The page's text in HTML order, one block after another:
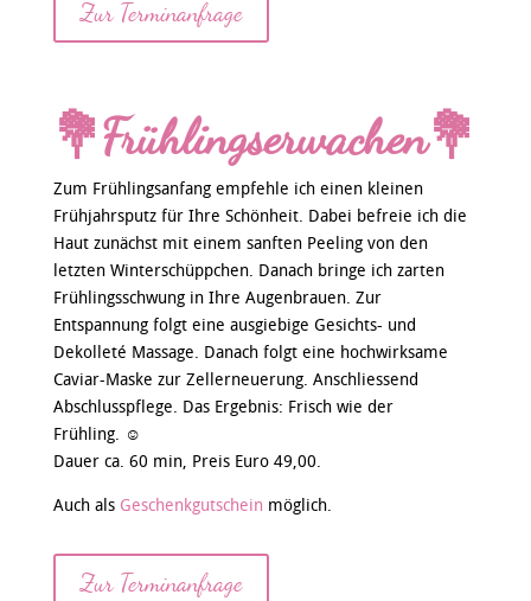
Zur Terminanfrage
💐Frühlingserwachen💐
Zum Frühlingsanfang empfehle ich einen kleinen
Frühjahrsputz für Ihre Schönheit. Dabei befreie ich die
Haut zunächst mit einem sanften Peeling von den
letzten Winterschüppchen. Danach bringe ich zarten
Frühlingsschwung in Ihre Augenbrauen. Zur
Entspannung folgt eine ausgiebige Gesichts- und
Dekolleté Massage. Danach folgt eine hochwirksame
Caviar-Maske zur Zellerneuerung. Anschliessend
Abschlusspflege. Das Ergebnis: Frisch wie der
Frühling. ☺️
Dauer ca. 60 min, Preis Euro 49,00.
Auch als Geschenkgutschein möglich.
Zur Terminanfrage